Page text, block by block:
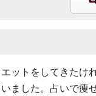
ットをしてきたけ
いました。占いで痩